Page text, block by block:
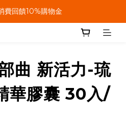
超取/郵寄免運費
費回饋10%購物金
曲 新活力-琉
華膠囊 30入/